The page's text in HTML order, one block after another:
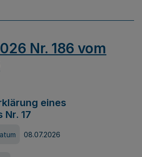
Nr. 186 vom
eines
17
08.07.2026